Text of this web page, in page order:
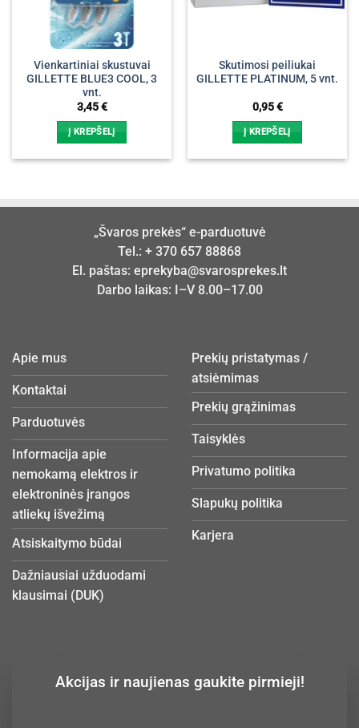
Vienkartiniai skustuvai
GILLETTE BLUE3 COOL, 3
vnt.
3,45€
Į KREPŠELĮ
Skutimosi peiliukai
GILLETTE PLATINUM, 5 vnt.
0,95€
Į KREPŠELĮ
„Švaros prekės“ e-parduotuvė
Tel.: + 370 657 88868
El. paštas: eprekyba@svarosprekes.lt
Darbo laikas: I–V 8.00–17.00
Apie mus
Kontaktai
Parduotuvės
Informacija apie
nemokamą elektros ir
elektroninės įrangos
atliekų išvežimą
Atsiskaitymo būdai
Dažniausiai užduodami
klausimai (DUK)
Prekių pristatymas /
atsiėmimas
Prekių grąžinimas
Taisyklės
Privatumo politika
Slapukų politika
Karjera
Akcijas ir naujienas gaukite pirmieji!